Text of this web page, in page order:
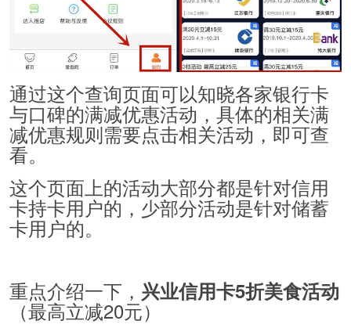
通过这个查询页面可以知晓各家银行卡
与口碑的满减优惠活动，具体的相关满
减优惠规则需要点击相关活动，即可查
看。
这个页面上的活动大部分都是针对信用
卡持卡用户的，少部分活动是针对储蓄
卡用户的。
重点介绍一下， 兴业信用卡5折美食活动
（最高立减20元）